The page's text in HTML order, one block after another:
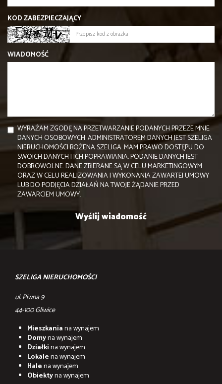
KOD ZABEZPIECZAJĄCY
WIADOMOŚĆ
WYRAŻAM ZGODĘ NA PRZETWARZANIE PODANYCH PRZEZE MNIE
DANYCH OSOBOWYCH. ADMINISTRATOREM DANYCH JEST SZELIGA
NIERUCHOMOŚCI BOŻENA SZELIGA. MAM PRAWO DOSTĘPU DO
SWOICH DANYCH I ICH POPRAWIANIA. PODANIE DANYCH JEST
DOBROWOLNE. DANE ZBIERANE SĄ W CELU MARKETINGOWYM
ORAZ W CELU REALIZOWANIA I WYKONANIA ZAWARTEJ UMOWY
LUB DO PODJĘCIA DZIAŁAŃ NA TWOJE ŻĄDANIE PRZED
ZAWARCIEM UMOWY.
SZELIGA NIERUCHOMOŚCI
ul. Piwna 9
44-100 Gliwice
Mieszkaniana wynajem
Domyna wynajem
Działkina wynajem
Lokalena wynajem
Halena wynajem
Obiektyna wynajem